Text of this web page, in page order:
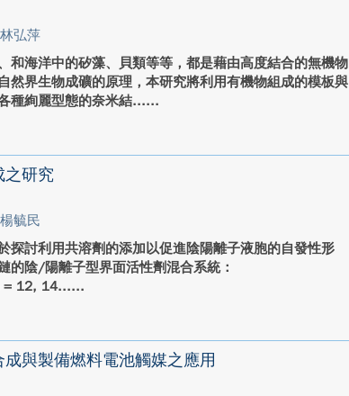
林弘萍
和海洋中的矽藻、貝類等等，都是藉由高度結合的無機物
然界生物成礦的原理，本研究將利用有機物組成的模板與
種絢麗型態的奈米結...
之研究
楊毓民
討利用共溶劑的添加以促進陰陽離子液胞的自發性形
的陰/陽離子型界面活性劑混合系統：
= 12, 14...
與製備燃料電池觸媒之應用